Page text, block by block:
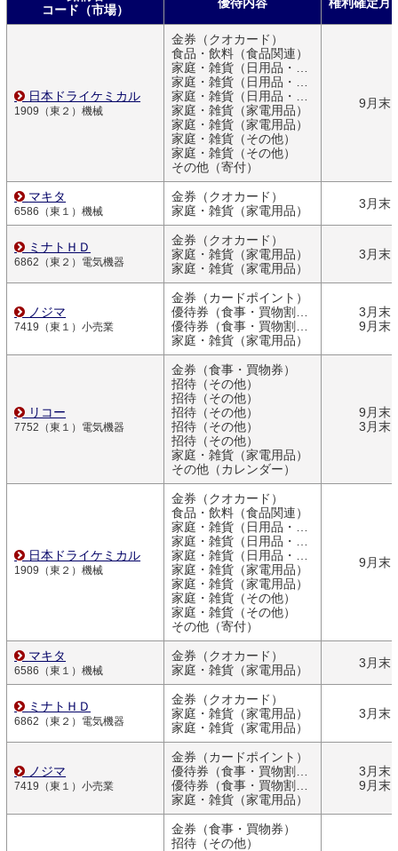
コード（市場）
優待内容 権利確定月
日本ドライケミカル
1909（東２）機械
金券（クオカード）
食品・飲料（食品関連）
家庭・雑貨（日用品・文房具）
家庭・雑貨（日用品・文房具）
家庭・雑貨（日用品・文房具）
家庭・雑貨（家電用品）
家庭・雑貨（家電用品）
家庭・雑貨（その他）
家庭・雑貨（その他）
その他（寄付）
9月末
マキタ
6586（東１）機械
金券（クオカード）
家庭・雑貨（家電用品）
3月末
ミナトＨＤ
6862（東２）電気機器
金券（クオカード）
家庭・雑貨（家電用品）
家庭・雑貨（家電用品）
3月末
ノジマ
7419（東１）小売業
金券（カードポイント）
優待券（食事・買物割引券）
優待券（食事・買物割引券）
家庭・雑貨（家電用品）
3月末
9月末
リコー
7752（東１）電気機器
金券（食事・買物券）
招待（その他）
招待（その他）
招待（その他）
招待（その他）
招待（その他）
家庭・雑貨（家電用品）
その他（カレンダー）
9月末
3月末
日本ドライケミカル
1909（東２）機械
金券（クオカード）
食品・飲料（食品関連）
家庭・雑貨（日用品・文房具）
家庭・雑貨（日用品・文房具）
家庭・雑貨（日用品・文房具）
家庭・雑貨（家電用品）
家庭・雑貨（家電用品）
家庭・雑貨（その他）
家庭・雑貨（その他）
その他（寄付）
9月末
マキタ
6586（東１）機械
金券（クオカード）
家庭・雑貨（家電用品）
3月末
ミナトＨＤ
6862（東２）電気機器
金券（クオカード）
家庭・雑貨（家電用品）
家庭・雑貨（家電用品）
3月末
ノジマ
7419（東１）小売業
金券（カードポイント）
優待券（食事・買物割引券）
優待券（食事・買物割引券）
家庭・雑貨（家電用品）
3月末
9月末
金券（食事・買物券）
招待（その他）